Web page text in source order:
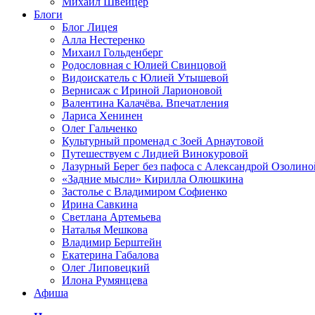
Блоги
Блог Лицея
Алла Нестеренко
Михаил Гольденберг
Родословная с Юлией Свинцовой
Видоискатель с Юлией Утышевой
Вернисаж с Ириной Ларионовой
Валентина Калачёва. Впечатления
Лариса Хенинен
Олег Гальченко
Культурный променад с Зоей Арнаутовой
Путешествуем с Лидией Винокуровой
Лазурный Берег без пафоса с Александрой
«Задние мысли» Кирилла Олюшкина
Застолье с Владимиром Софиенко
Ирина Савкина
Светлана Артемьева
Наталья Мешкова
Владимир Берштейн
Екатерина Габалова
Олег Липовецкий
Илона Румянцева
Афиша